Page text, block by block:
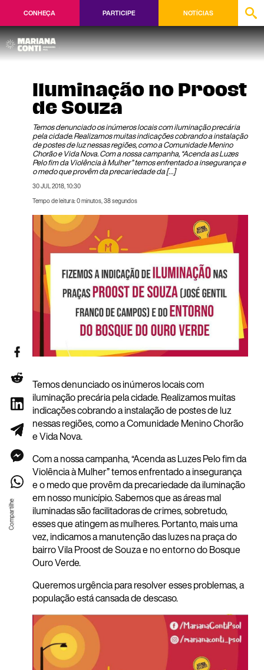
CONHEÇA PARTICIPE NOTÍCIAS
Iluminação no Proost
de Souza
Temos denunciado os inúmeros locais com iluminação precária
pela cidade. Realizamos muitas indicações cobrando a instalação
de postes de luz nessas regiões, como a Comunidade Menino
Chorão e Vida Nova. Com a nossa campanha, “Acenda as Luzes
Pelo fim da Violência à Mulher” temos enfrentado a insegurança e
o medo que provêm da precariedade da […]
30 JUL 2018, 10:30
Tempo de leitura: 0 minutos, 38 segundos
Temos denunciado os inúmeros locais com
iluminação precária pela cidade. Realizamos muitas
indicações cobrando a instalação de postes de luz
nessas regiões, como a Comunidade Menino Chorão
e Vida Nova.
Com a nossa campanha, “Acenda as Luzes Pelo fim da
Violência à Mulher” temos enfrentado a insegurança
e o medo que provêm da precariedade da iluminação
em nosso município. Sabemos que as áreas mal
iluminadas são facilitadoras de crimes, sobretudo,
esses que atingem as mulheres.Portanto, mais uma
vez, indicamos a manutenção das luzes na praça do
bairro Vila Proost de Souza e no entorno do Bosque
Ouro Verde.
Queremos urgência para resolver esses problemas, a
população está cansada de descaso.